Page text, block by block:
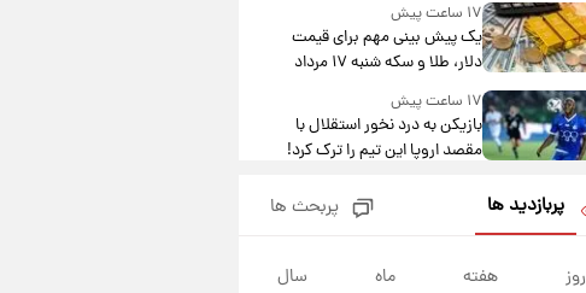
۱۷ ساعت پیش
یک پیش ‌بینی مهم برای قیمت
دلار، طلا و سکه شنبه ۱۷ مرداد
۱۴۰۵
۱۷ ساعت پیش
بازیکن به درد نخور استقلال با
مقصد اروپا این تیم را ترک کرد!
تصاویر کمتر دیده‌شده از شهیدان
حاجی‌زاده و باقری؛ فرماندهان
شهید هوافضای ایران
۱ روز پیش
پربازدید ها پربحث ها
روز هفته ماه سال